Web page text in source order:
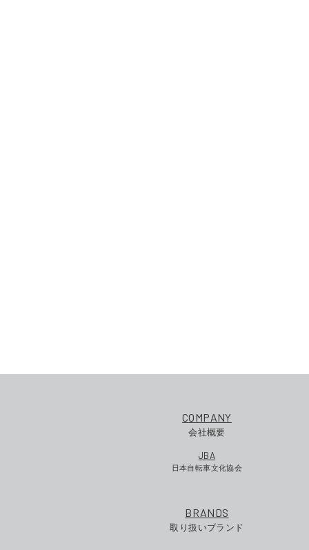
COMPANY
会社概要
JBA
日本自転車文化協会
BRANDS
取り扱いブランド